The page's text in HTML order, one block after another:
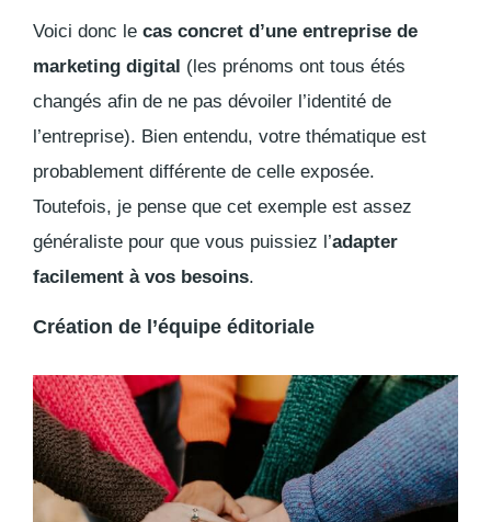
Voici donc le cas concret d’une entreprise de
marketing digital (les prénoms ont tous étés
changés afin de ne pas dévoiler l’identité de
l’entreprise). Bien entendu, votre thématique est
probablement différente de celle exposée.
Toutefois, je pense que cet exemple est assez
généraliste pour que vous puissiez l’adapter
facilement à vos besoins.
Création de l’équipe éditoriale